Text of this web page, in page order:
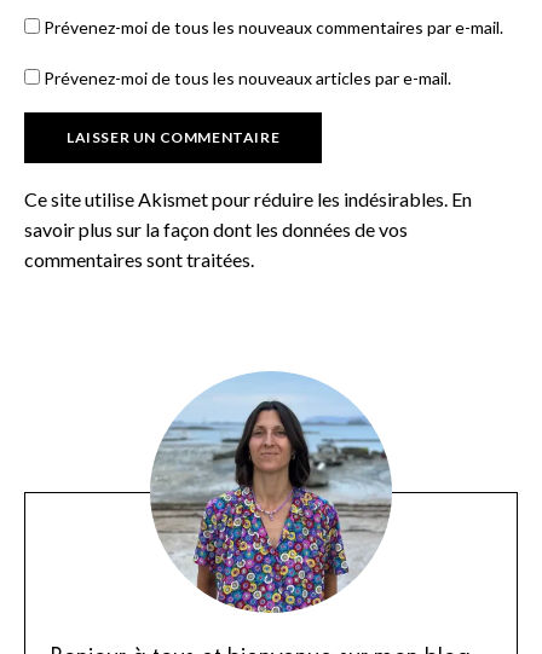
Prévenez-moi de tous les nouveaux commentaires par e-mail.
Prévenez-moi de tous les nouveaux articles par e-mail.
Ce site utilise Akismet pour réduire les indésirables. En
savoir plus sur la façon dont les données de vos
commentaires sont traitées.